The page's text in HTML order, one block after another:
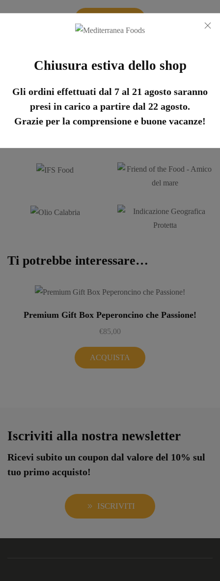
Ti potrebbe interessare…
Premium Gift Box Peperoncino che Passione!
€85,00
ACQUISTA
Iscriviti alla nostra newsletter
Ricevi subito un coupon dal valore del 10% sul
tuo primo acquisto!
ISCRIVITI
Chiusura estiva dello shop
Gli ordini effettuati dal 7 al 21 agosto saranno
presi in carico a partire dal 22 agosto.
Grazie per la comprensione e buone vacanze!